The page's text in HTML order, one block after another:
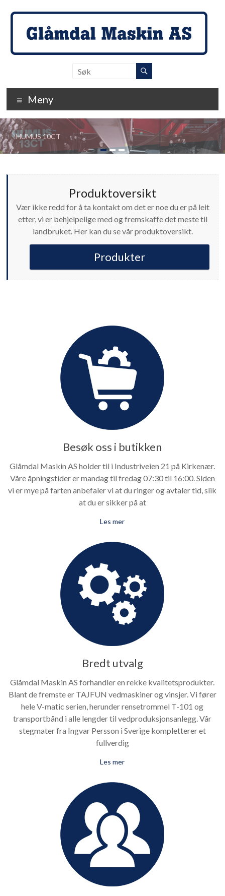
Maskin
…
der
detaljene
teller!
Meny
HUMUS 10CT
Produktoversikt
Vær ikke redd for å ta kontakt om det er noe du er på leit
etter, vi er behjelpelige med og fremskaffe det meste til
landbruket. Her kan du se vår produktoversikt.
Produkter
Besøk oss i butikken
Glåmdal Maskin AS holder til i Industriveien 21 på Kirkenær.
Våre åpningstider er mandag til fredag 07:30 til 16:00. Siden
vi er mye på farten anbefaler vi at du ringer og avtaler tid, slik
at du er sikker på at
Les mer
Bredt utvalg
Glåmdal Maskin AS forhandler en rekke kvalitetsprodukter.
Blant de fremste er TAJFUN vedmaskiner og vinsjer. Vi fører
hele V-matic serien, herunder rensetrommel T-101 og
transportbånd i alle lengder til vedproduksjonsanlegg. Vår
stegmater fra Ingvar Persson i Sverige kompletterer et
fullverdig
Les mer